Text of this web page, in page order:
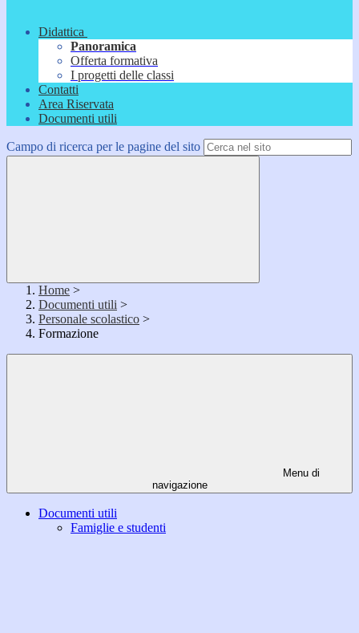
Didattica
Panoramica
Offerta formativa
I progetti delle classi
Contatti
Area Riservata
Documenti utili
Campo di ricerca per le pagine del sito
Home >
Documenti utili >
Personale scolastico >
Formazione
Menu di
navigazione
Documenti utili
Famiglie e studenti